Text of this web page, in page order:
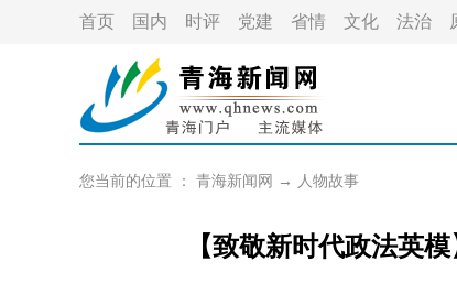
首页 国内 时评 党建 省情 文化 法治
您当前的位置 ： 青海新闻网 → 人物故事
【致敬新时代政法英